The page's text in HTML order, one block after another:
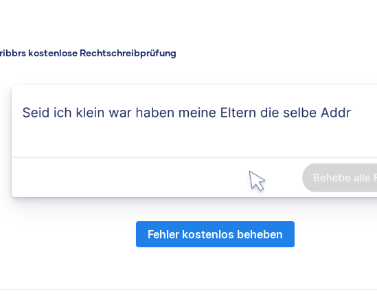
kostenlose Rechtschreibprüfung
Fehler kostenlos beheben